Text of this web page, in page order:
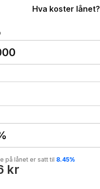
Hva koster lånet?
på lånet er satt til 8.45%
kr